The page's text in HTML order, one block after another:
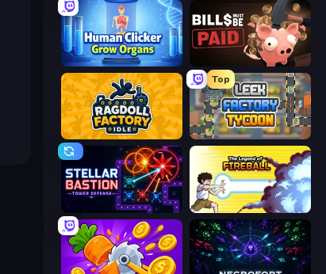
Human Clicker: Grow Organs Bills Must Be Paid
Ragdoll Factory Idle
Top
Leek Factory Tycoon
Stellar Bastion Legend Of Fireball